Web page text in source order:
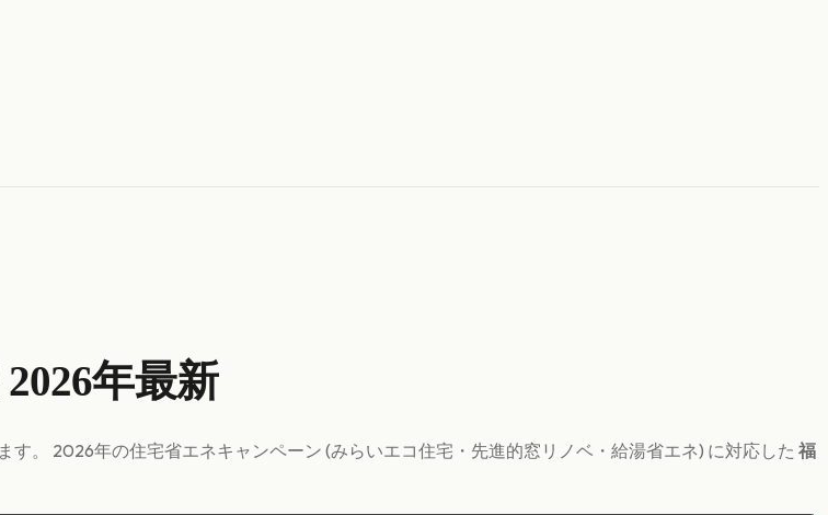
年最新
す。 2026年の住宅省エネキャンペーン (みらいエコ住宅・先進的窓リノベ・給湯省エネ) に対応した 福